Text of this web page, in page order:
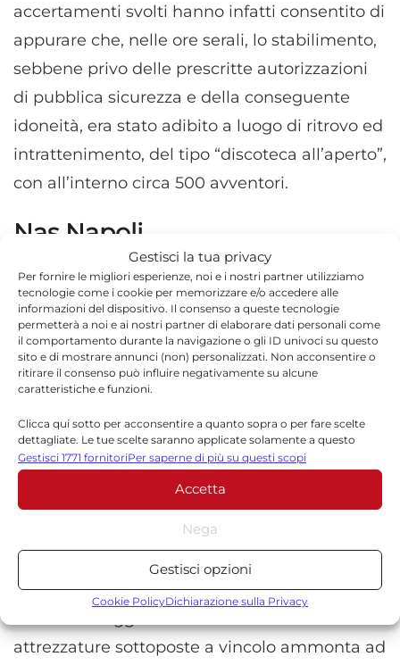
Gestisci la tua privacy
Per fornire le migliori esperienze, noi e i nostri partner utilizziamo
tecnologie come i cookie per memorizzare e/o accedere alle
informazioni del dispositivo. Il consenso a queste tecnologie
permetterà a noi e ai nostri partner di elaborare dati personali come
il comportamento durante la navigazione o gli ID univoci su questo
sito e di mostrare annunci (non) personalizzati. Non acconsentire o
ritirare il consenso può influire negativamente su alcune
caratteristiche e funzioni.
Clicca qui sotto per acconsentire a quanto sopra o per fare scelte
dettagliate. Le tue scelte saranno applicate solamente a questo
sito. È possibile modificare le impostazioni in qualsiasi momento,
compreso il ritiro del consenso, utilizzando i pulsanti della Cookie
Policy o cliccando sul pulsante di gestione del consenso nella parte
inferiore dello schermo.
Statistiche
Archiviare informazioni su dispositivo e/o accedervi, Misurare le
prestazioni degli annunci, Misurare le prestazioni dei contenuti,
combinazione di dati provenienti da fonti diverse.
Gestisci 1771 fornitoriPer saperne di più su questi scopi
Accetta
Nega
Gestisci opzioni
Cookie PolicyDichiarazione sulla Privacy
accertamenti svolti hanno infatti consentito di
appurare che, nelle ore serali, lo stabilimento,
sebbene privo delle prescritte autorizzazioni
di pubblica sicurezza e della conseguente
idoneità, era stato adibito a luogo di ritrovo ed
intrattenimento, del tipo “discoteca all’aperto”,
con all’interno circa 500 avventori.
Nas Napoli
A conclusione delle attività ispettive svolte
presso tre stabilimenti balneari della provincia
di Napoli, si è proceduto al sequestro di 250
kg di prodotti alimentari (carnei, ittici e
preparati di gastronomia) risultati privi di
indicazione utile alla rintracciabilità. Disposta,
contestualmente, l’immediata sospensione
dell’attività di somministrazione alimenti di
uno dei tre stabilimenti poiché priva dei
requisiti minimi igienico sanitari e con
ambienti insudiciati, senza sistemi
antintrusione di insetti alati e con attrezzature
attrezzature sottoposte a vincolo ammonta ad